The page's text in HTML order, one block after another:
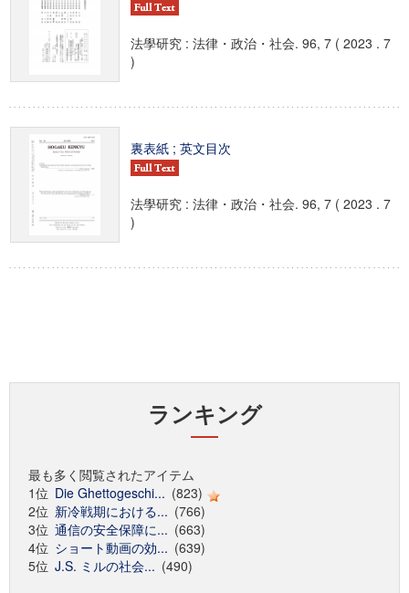
法學研究 : 法律・政治・社会. 96, 7 ( 2023 . 7
)
裏表紙 ; 英文目次
法學研究 : 法律・政治・社会. 96, 7 ( 2023 . 7
)
ランキング
最も多く閲覧されたアイテム
1位 Die Ghettogeschi... (823)
2位 新冷戦期における... (766)
3位 通信の安全保障に... (663)
4位 ショート動画の効... (639)
5位 J.S. ミルの社会... (490)